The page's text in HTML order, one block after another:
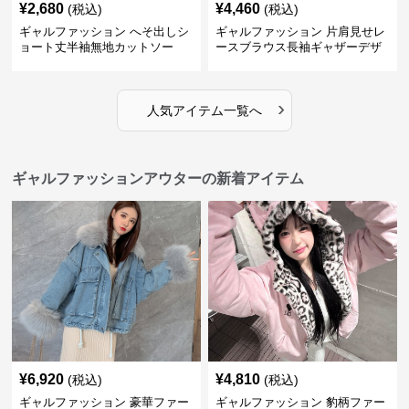
¥2,680 (税込)
ギャルファッション へそ出しシ
ョート丈半袖無地カットソー
¥4,460 (税込)
ギャルファッション 片肩見せレ
ースブラウス長袖ギャザーデザ
人気アイテム一覧へ ›
ギャルファッションアウターの新着アイテム
¥6,920 (税込)
ギャルファッション 豪華ファー
¥4,810 (税込)
ギャルファッション 豹柄ファー